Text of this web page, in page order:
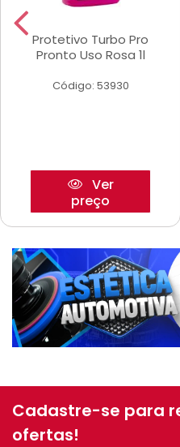
Protetivo Turbo Pro
Pronto Uso Rosa 1l
Código: 53930
Ver
preço
Cadastre-se para
ofertas!